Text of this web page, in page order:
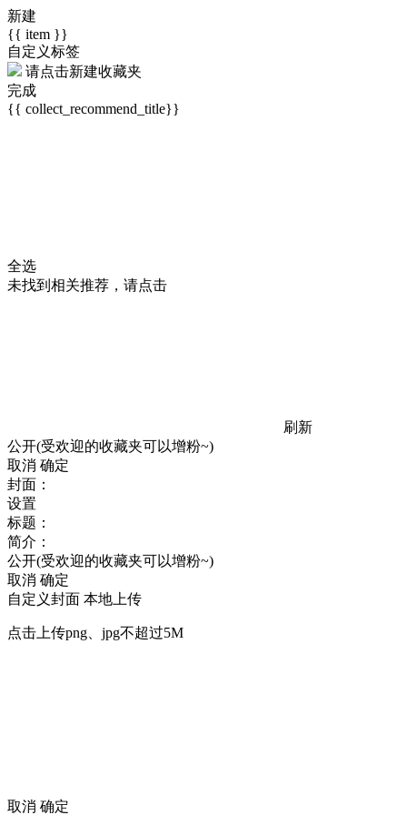
新建
{{ item }}
自定义标签
请点击新建收藏夹
完成
{{ collect_recommend_title}}
全选
未找到相关推荐，请点击
刷新
公开(受欢迎的收藏夹可以增粉~)
取消 确定
封面：
设置
标题：
简介：
公开(受欢迎的收藏夹可以增粉~)
取消 确定
自定义封面 本地上传
点击上传png、jpg不超过5M
取消 确定